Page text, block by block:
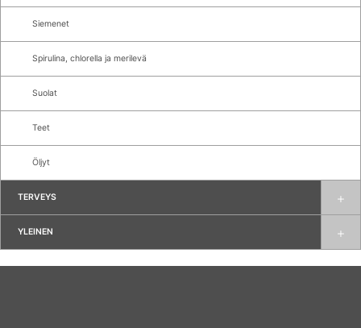
Siemenet
Spirulina, chlorella ja merilevä
Suolat
Teet
Öljyt
TERVEYS
YLEINEN